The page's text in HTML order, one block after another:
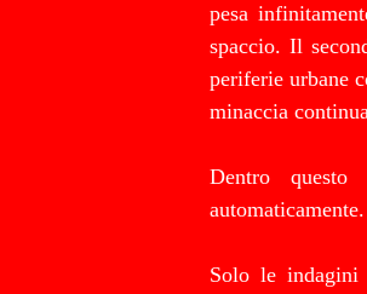
pesa
spaccio. Il
periferie urbane
minaccia
Dentro
automaticamente.
Solo le indagini